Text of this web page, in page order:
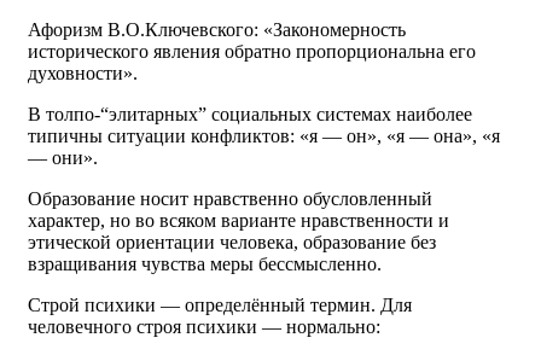
Афоризм В.О.Ключевского: «Закономерность
исторического явления обратно пропорциональна его
духовности».
В толпо-“элитарных” социальных системах наиболее
типичны ситуации конфликтов: «я — он», «я — она», «я
— они».
Образование носит нравственно обусловленный
характер, но во всяком варианте нравственности и
этической ориентации человека, образование без
взращивания чувства меры бессмысленно.
Строй психики — определённый термин. Для
человечного строя психики — нормально: